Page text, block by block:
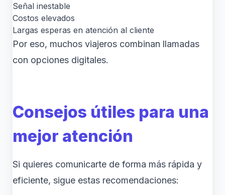
Señal inestable
Costos elevados
Largas esperas en atención al cliente
Por eso, muchos viajeros combinan llamadas
con opciones digitales.
Consejos útiles para una
mejor atención
Si quieres comunicarte de forma más rápida y
eficiente, sigue estas recomendaciones: